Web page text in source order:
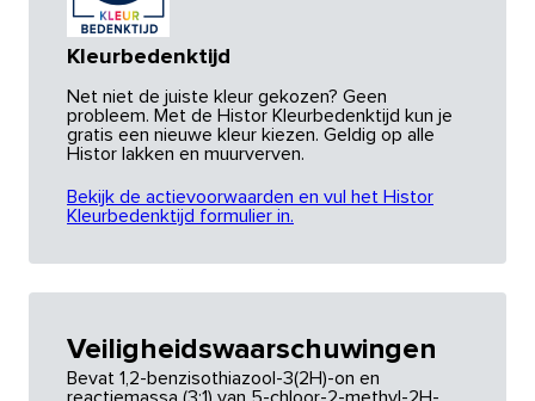
Kleurbedenktijd
Net niet de juiste kleur gekozen? Geen
probleem. Met de Histor Kleurbedenktijd kun je
gratis een nieuwe kleur kiezen. Geldig op alle
Histor lakken en muurverven.
Bekijk de actievoorwaarden en vul het Histor
Kleurbedenktijd formulier in.
Veiligheidswaarschuwingen
Bevat 1,2-benzisothiazool-3(2H)-on en
reactiemassa (3:1) van 5-chloor-2-methyl-2H-